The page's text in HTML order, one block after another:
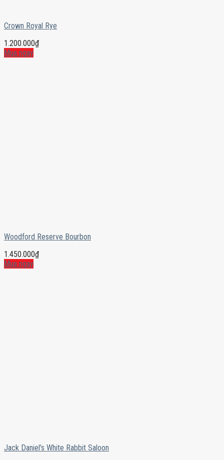
Crown Royal Rye
1.200.000₫
Mua ngay
Woodford Reserve Bourbon
1.450.000₫
Mua ngay
Jack Daniel’s White Rabbit Saloon